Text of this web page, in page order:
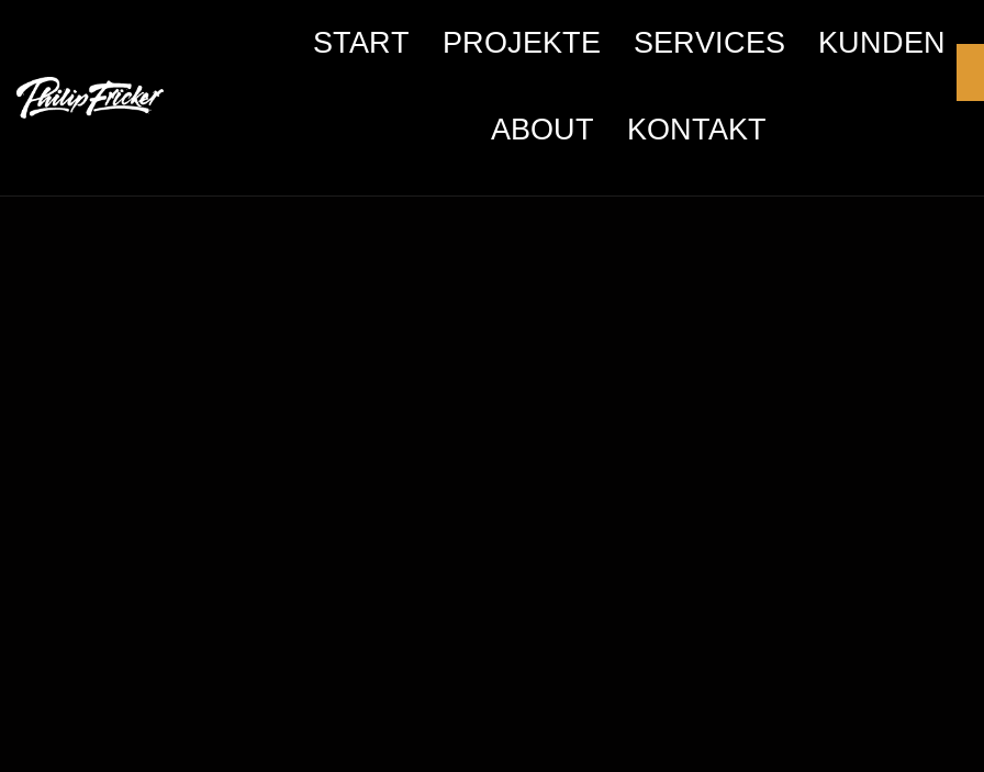
START PROJEKTE SERVICES KUNDEN
ABOUT KONTAKT